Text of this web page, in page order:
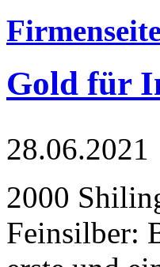
Gold für
28.06.2021
2000
Feinsilber: